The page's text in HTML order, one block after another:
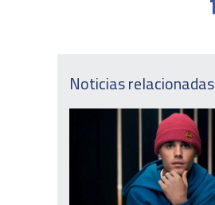
Noticias relacionadas